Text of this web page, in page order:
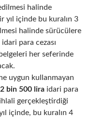
halinde
yıl içinde bu kuralın 3
halinde sürücülere
para cezası
her seferinde
uygun kullanmayan
2 bin 500 liraidari para
gerçekleştirdiği
içinde, bu kuralın 4